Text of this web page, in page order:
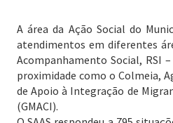
A área da Ação Social do
atendimentos em diferentes
Acompanhamento Social, RSI
proximidade como o Colmeia,
de Apoio à Integração de
(GMACI).